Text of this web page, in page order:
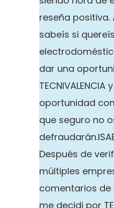
reseña positiva.
sabeís si
dar una
oportunidad
que seguro no
defraudarán.
Después de
múltiples
comentarios
me decidi por